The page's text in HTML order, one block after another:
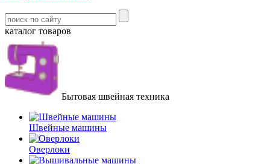
каталог товаров
Бытовая швейная техника
Швейные машины
Оверлоки